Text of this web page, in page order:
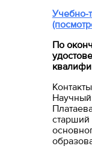
Учебно-
По